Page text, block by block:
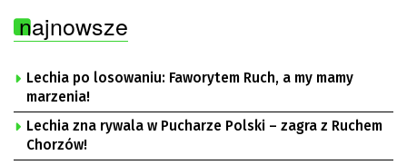
najnowsze
Lechia po losowaniu: Faworytem Ruch, a my mamy
marzenia!
Lechia zna rywala w Pucharze Polski – zagra z Ruchem
Chorzów!